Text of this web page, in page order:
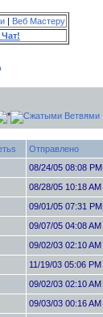
| Веб Мастеру
Отправлено
08/24/05 08:08 PM
08/28/05 10:18 AM
09/01/05 07:31 PM
09/07/05 04:08 AM
09/02/03 02:10 AM
11/19/03 05:06 PM
09/02/03 02:10 AM
09/03/03 00:16 AM